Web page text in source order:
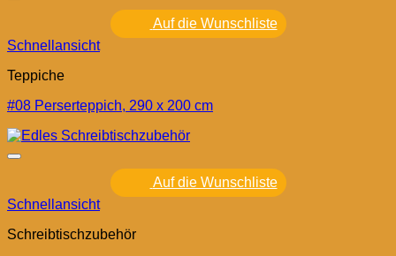
Auf die Wunschliste
Schnellansicht
Teppiche
#08 Perserteppich, 290 x 200 cm
Auf die Wunschliste
Schnellansicht
Schreibtischzubehör